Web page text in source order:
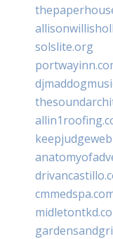
solslite.org